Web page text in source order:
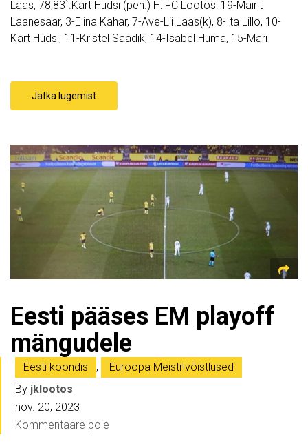
Laas, 78,83`.Kärt Hüdsi (pen.) H: FC Lootos: 19-Mairit
Laanesaar, 3-Elina Kahar, 7-Ave-Lii Laas(k), 8-Ita Lillo, 10-
Kärt Hüdsi, 11-Kristel Saadik, 14-Isabel Huma, 15-Mari
Jätka lugemist
Eesti pääses EM playoff
mängudele
Eesti koondis ,
Euroopa Meistrivõistlused
By jklootos
nov. 20, 2023
Kommentaare pole